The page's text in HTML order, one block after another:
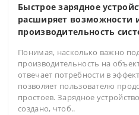
Быстрое зарядное
расширяет возможности
производительность
Понимая, насколько важно
производительность на
отвечает потребности в
позволяет пользователю
простоев. Зарядное
создано, чтоб..